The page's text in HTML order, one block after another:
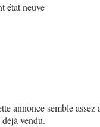
état neuve
annonce semble
vendu.